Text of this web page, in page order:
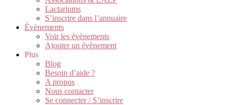
Lactariums
S’inscrire dans l’annuaire
Évènements
Voir les évènements
Ajouter un évènement
Plus
Blog
Besoin d’aide ?
A propos
Nous contacter
Se connecter / S’inscrire